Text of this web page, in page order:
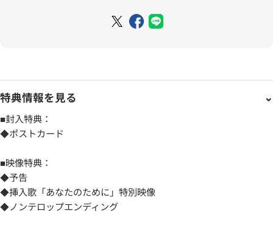
特典情報を見る
■封入特典：
◆ポストカード
■映像特典：
◆予告
◆挿入歌「あなたのために」特別映像
◆ノンテロップエンディング